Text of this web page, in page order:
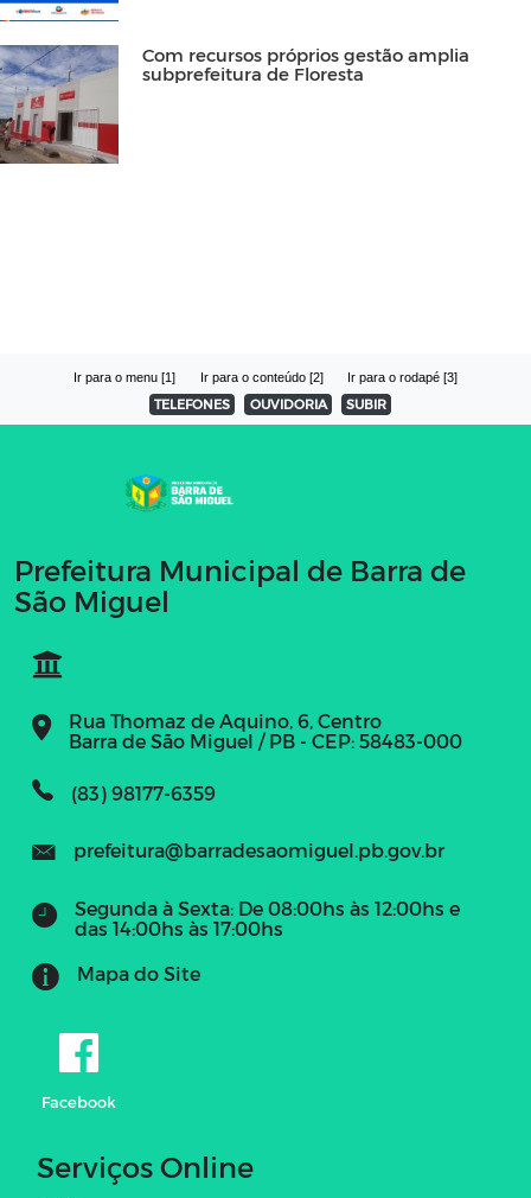
Com recursos próprios gestão amplia
subprefeitura de Floresta
Ir para o menu [1] Ir para o conteúdo [2] Ir para o rodapé [3]
TELEFONES OUVIDORIA SUBIR
Prefeitura Municipal de Barra de
São Miguel
Rua Thomaz de Aquino, 6, Centro
Barra de São Miguel / PB - CEP: 58483-000
(83) 98177-6359
prefeitura@barradesaomiguel.pb.gov.br
Segunda à Sexta: De 08:00hs às 12:00hs e
das 14:00hs às 17:00hs
Mapa do Site
Facebook
Serviços Online